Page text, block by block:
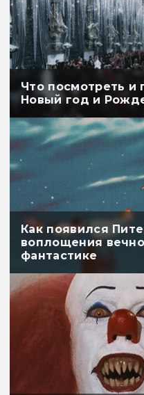
Что посмотреть и
Новый год и
Как появился
воплощения
фантастике